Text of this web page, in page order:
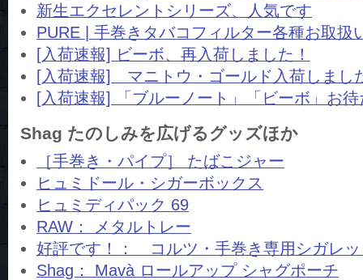
新生エクセレントシリーズ、人気です
PURE | 手巻きタバコフィルター各種お取扱
[入荷速報] ビーボ、再入荷しました！
[入荷速報] マニトウ・ゴールド入荷しまし
[入荷速報] 「ブルーノート」「ビーボ」お
Shag たのしみを広げるグッズほか
［手巻き・パイプ］ たばこジャー
ヒュミドール・シガーボックス
ヒュミディパック 69
RAW： メタルトレー
好評です！： コルツ・手巻き専用シガレッ
Shag： Mavà ロールアップ シャグポーチ